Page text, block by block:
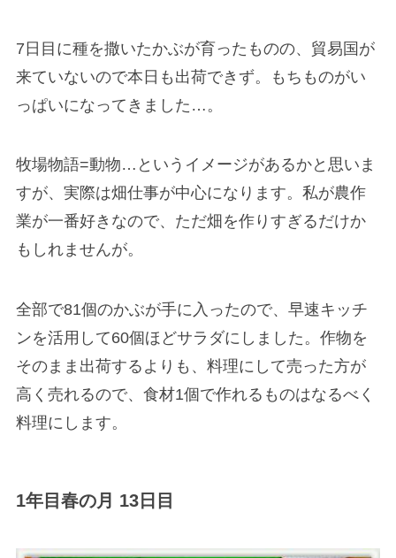
7日目に種を撒いたかぶが育ったものの、貿易国が
来ていないので本日も出荷できず。もちものがい
っぱいになってきました…。
牧場物語=動物…というイメージがあるかと思いま
すが、実際は畑仕事が中心になります。私が農作
業が一番好きなので、ただ畑を作りすぎるだけか
もしれませんが。
全部で81個のかぶが手に入ったので、早速キッチ
ンを活用して60個ほどサラダにしました。作物を
そのまま出荷するよりも、料理にして売った方が
高く売れるので、食材1個で作れるものはなるべく
料理にします。
1年目春の月 13日目